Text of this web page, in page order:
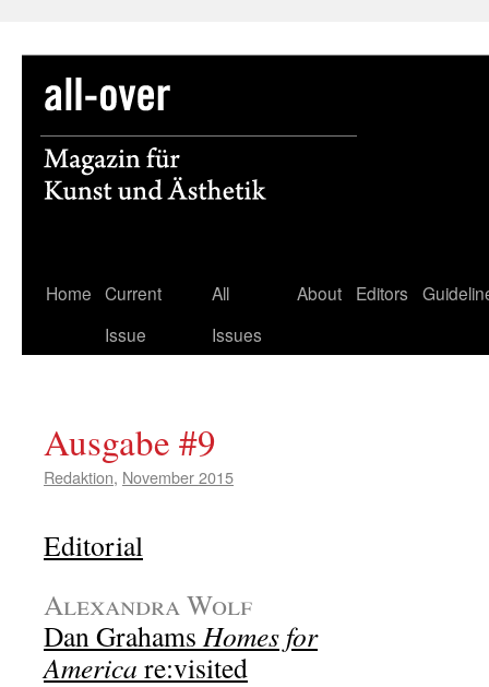
Skip
Home Current
Issue
All
Issues
About Editors
Ausgabe #9
Redaktion, November 2015
Editorial
Alexandra Wolf
Dan GrahamsHomes for
America re:visited